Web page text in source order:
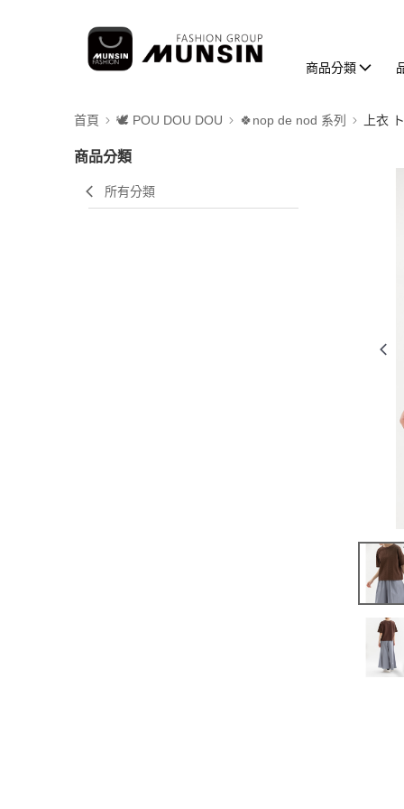
商品分類
首頁 🕊️ POU DOU DOU 🍀nop de nod 系列 上衣
商品分類
所有分類